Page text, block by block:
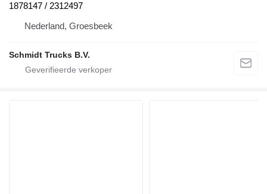
1878147 / 2312497
Nederland, Groesbeek
Schmidt Trucks B.V.